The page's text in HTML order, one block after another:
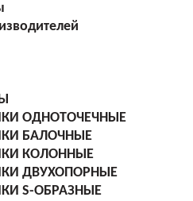
ОДНОТОЧЕЧНЫЕ
БАЛОЧНЫЕ
КОЛОННЫЕ
ДВУХОПОРНЫЕ
S-ОБРАЗНЫЕ